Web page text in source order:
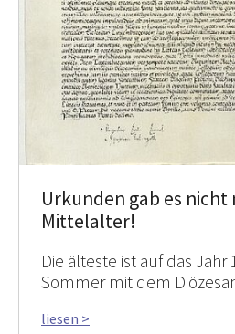
Urkunden gab es nicht
Mittelalter!
Die älteste ist auf das Jahr
Sommer mit dem
liesen >